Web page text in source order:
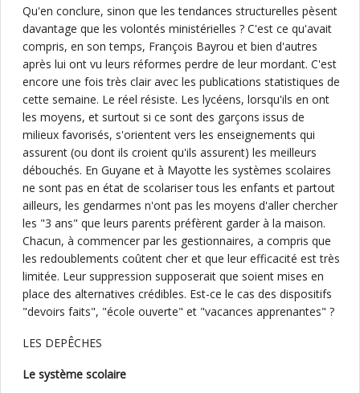
Qu'en conclure, sinon que les tendances structurelles pèsent
davantage que les volontés ministérielles ? C'est ce qu'avait
compris, en son temps, François Bayrou et bien d'autres
après lui ont vu leurs réformes perdre de leur mordant. C'est
encore une fois très clair avec les publications statistiques de
cette semaine. Le réel résiste. Les lycéens, lorsqu'ils en ont
les moyens, et surtout si ce sont des garçons issus de
milieux favorisés, s'orientent vers les enseignements qui
assurent (ou dont ils croient qu'ils assurent) les meilleurs
débouchés. En Guyane et à Mayotte les systèmes scolaires
ne sont pas en état de scolariser tous les enfants et partout
ailleurs, les gendarmes n'ont pas les moyens d'aller chercher
les "3 ans" que leurs parents préfèrent garder à la maison.
Chacun, à commencer par les gestionnaires, a compris que
les redoublements coûtent cher et que leur efficacité est très
limitée. Leur suppression supposerait que soient mises en
place des alternatives crédibles. Est-ce le cas des dispositifs
"devoirs faits", "école ouverte" et "vacances apprenantes" ?
LES DEPÊCHES
Le système scolaire